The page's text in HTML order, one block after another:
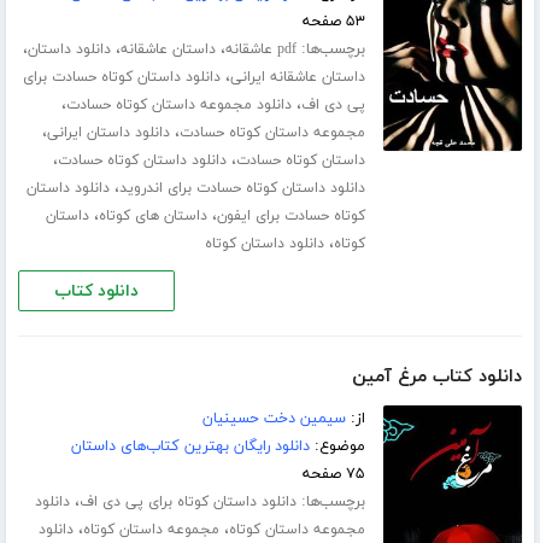
۵۳ صفحه
برچسب‌ها:pdf عاشقانه ،داستان عاشقانه،دانلود داستان،
داستان عاشقانه ایرانی،دانلود داستان کوتاه حسادت برای
پی دی اف،دانلود مجموعه داستان کوتاه حسادت،
مجموعه داستان کوتاه حسادت،دانلود داستان ایرانی،
داستان کوتاه حسادت،دانلود داستان کوتاه حسادت،
دانلود داستان کوتاه حسادت برای اندروید،دانلود داستان
کوتاه حسادت برای ایفون،داستان های کوتاه،داستان
کوتاه،دانلود داستان کوتاه
دانلود کتاب
دانلود کتاب مرغ آمین
از:سیمین دخت حسینیان
موضوع:دانلود رایگان بهترین کتاب‌های داستان
۷۵ صفحه
برچسب‌ها:دانلود داستان کوتاه برای پی دی اف،دانلود
مجموعه داستان کوتاه، مجموعه داستان کوتاه،دانلود